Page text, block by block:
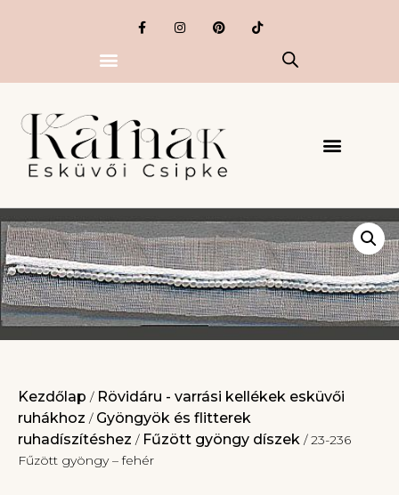
Kezdőlap / Rövidáru - varrási kellékek esküvői
ruhákhoz / Gyöngyök és flitterek
ruhadíszítéshez / Fűzött gyöngy díszek / 23-236
Fűzött gyöngy – fehér